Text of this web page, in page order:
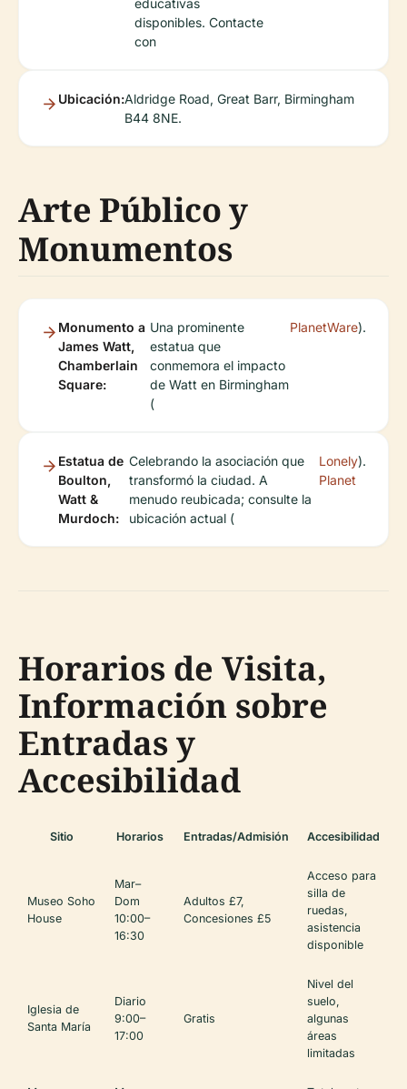
educativas
disponibles. Contacte
con
Ubicación:Aldridge Road, Great Barr, Birmingham
B44 8NE.
Arte Público y
Monumentos
Monumento a
James Watt,
Chamberlain
Square:
Una prominente
estatua que
conmemora el impacto
de Watt en Birmingham
(
PlanetWare).
Estatua de
Boulton,
Watt &
Murdoch:
Celebrando la asociación que
transformó la ciudad. A
menudo reubicada; consulte la
ubicación actual (
Lonely
Planet
).
Horarios de Visita,
Información sobre
Entradas y
Accesibilidad
Sitio Horarios Entradas/Admisión Accesibilidad
Museo Soho
House
Mar–
Dom
10:00–
16:30
Adultos £7,
Concesiones £5
Acceso para
silla de
ruedas,
asistencia
disponible
Iglesia de
Santa María
Diario
9:00–
17:00
Gratis
Nivel del
suelo,
algunas
áreas
limitadas